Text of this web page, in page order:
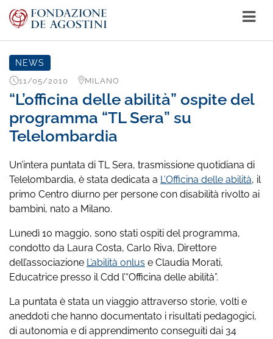
NEWS
11/05/2010 MILANO
“L’officina delle abilità” ospite del
programma “TL Sera” su
Telelombardia
Un’intera puntata di TL Sera, trasmissione quotidiana di
Telelombardia, è stata dedicata a L’Officina delle abilità, il
primo Centro diurno per persone con disabilità rivolto ai
bambini, nato a Milano.
Lunedì 10 maggio, sono stati ospiti del programma,
condotto da Laura Costa, Carlo Riva, Direttore
dell’associazione L’abilità onlus e Claudia Morati,
Educatrice presso il Cdd l’“Officina delle abilità”.
La puntata è stata un viaggio attraverso storie, volti e
aneddoti che hanno documentato i risultati pedagogici,
di autonomia e di apprendimento conseguiti dai 34